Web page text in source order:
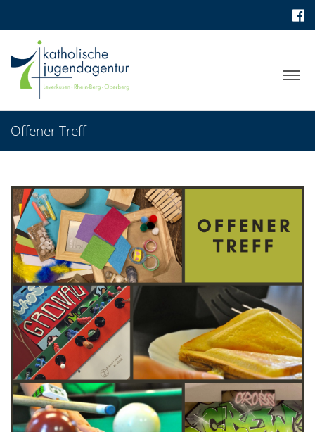
Offener Treff